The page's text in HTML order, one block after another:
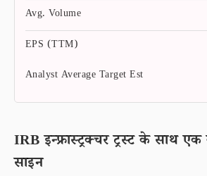
Avg. Volume
EPS (TTM)
Analyst Average Target Est
IRB इन्फ्रास्ट्रक्चर ट्रस्ट के साथ एक
साइन